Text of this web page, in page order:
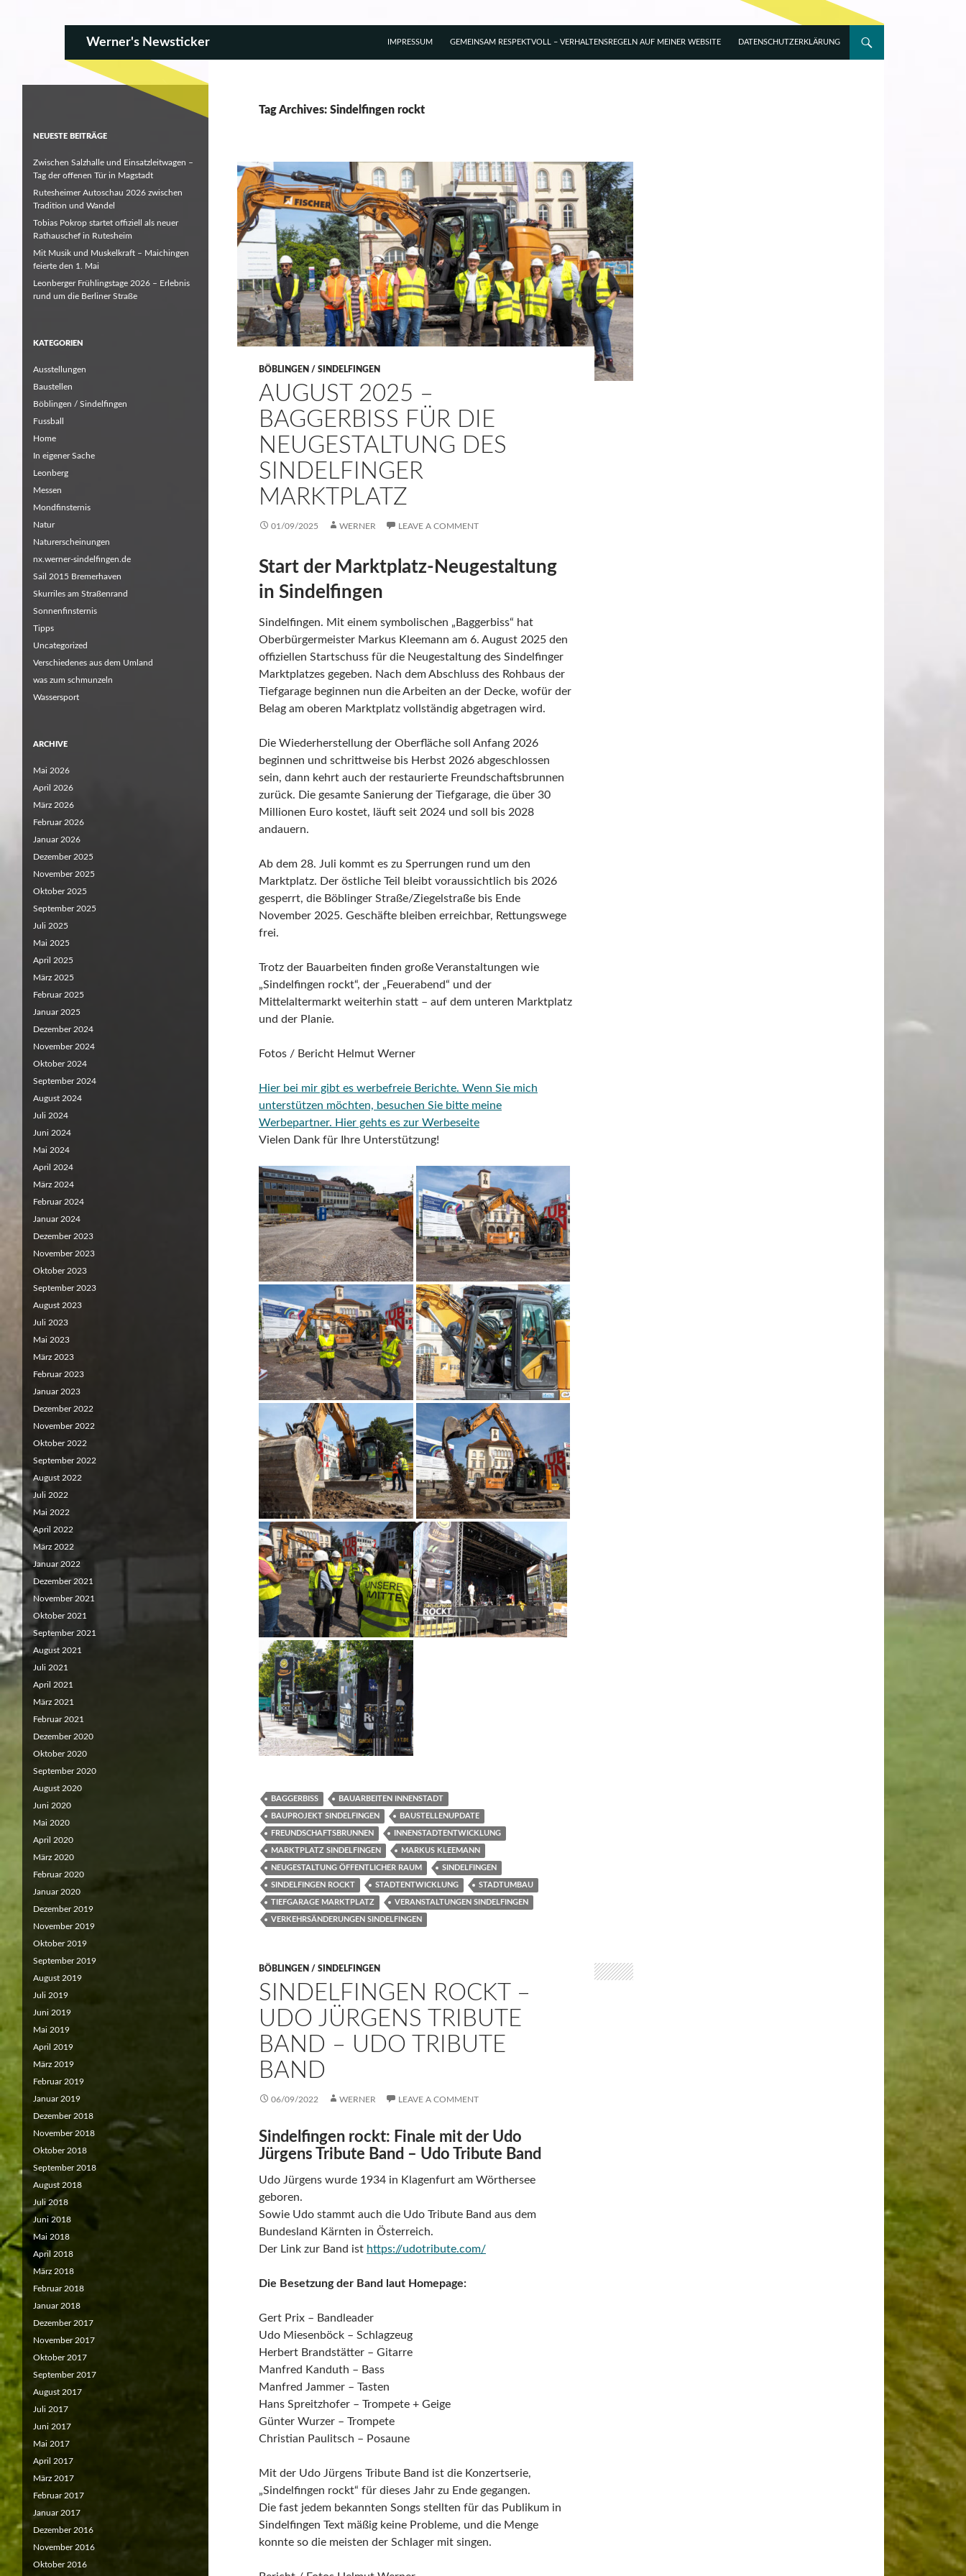
Werner's Newsticker
DATENSCHUTZERKLÄRUNG
GEMEINSAM RESPEKTVOLL – VERHALTENSREGELN AUF MEINER WEBSITE
IMPRESSUM
Tag Archives: Sindelfingen rockt
BÖBLINGEN / SINDELFINGEN
AUGUST 2025 –
BAGGERBISS FÜR DIE
NEUGESTALTUNG DES
SINDELFINGER
MARKTPLATZ
01/09/2025 WERNER LEAVE A COMMENT
Start der Marktplatz-Neugestaltung
in Sindelfingen
Sindelfingen. Mit einem symbolischen „Baggerbiss“ hat
Oberbürgermeister Markus Kleemann am 6. August 2025 den
offiziellen Startschuss für die Neugestaltung des Sindelfinger
Marktplatzes gegeben. Nach dem Abschluss des Rohbaus der
Tiefgarage beginnen nun die Arbeiten an der Decke, wofür der
Belag am oberen Marktplatz vollständig abgetragen wird.
Die Wiederherstellung der Oberfläche soll Anfang 2026
beginnen und schrittweise bis Herbst 2026 abgeschlossen
sein, dann kehrt auch der restaurierte Freundschaftsbrunnen
zurück. Die gesamte Sanierung der Tiefgarage, die über 30
Millionen Euro kostet, läuft seit 2024 und soll bis 2028
andauern.
Ab dem 28. Juli kommt es zu Sperrungen rund um den
Marktplatz. Der östliche Teil bleibt voraussichtlich bis 2026
gesperrt, die Böblinger Straße/Ziegelstraße bis Ende
November 2025. Geschäfte bleiben erreichbar, Rettungswege
frei.
Trotz der Bauarbeiten finden große Veranstaltungen wie
„Sindelfingen rockt“, der „Feuerabend“ und der
Mittelaltermarkt weiterhin statt – auf dem unteren Marktplatz
und der Planie.
Fotos / Bericht Helmut Werner
Hier bei mir gibt es werbefreie Berichte. Wenn Sie mich
unterstützen möchten, besuchen Sie bitte meine
Werbepartner. Hier gehts es zur Werbeseite
Vielen Dank für Ihre Unterstützung!
BAGGERBISS BAUARBEITEN INNENSTADT
BAUPROJEKT SINDELFINGEN BAUSTELLENUPDATE
FREUNDSCHAFTSBRUNNEN INNENSTADTENTWICKLUNG
MARKTPLATZ SINDELFINGEN MARKUS KLEEMANN
NEUGESTALTUNG ÖFFENTLICHER RAUM SINDELFINGEN
SINDELFINGEN ROCKT STADTENTWICKLUNG STADTUMBAU
TIEFGARAGE MARKTPLATZ VERANSTALTUNGEN SINDELFINGEN
VERKEHRSÄNDERUNGEN SINDELFINGEN
BÖBLINGEN / SINDELFINGEN
SINDELFINGEN ROCKT –
UDO JÜRGENS TRIBUTE
BAND – UDO TRIBUTE
BAND
06/09/2022 WERNER LEAVE A COMMENT
Sindelfingen rockt: Finale mit der Udo
Jürgens Tribute Band – Udo Tribute Band
Udo Jürgens wurde 1934 in Klagenfurt am Wörthersee
geboren.
Sowie Udo stammt auch die Udo Tribute Band aus dem
Bundesland Kärnten in Österreich.
Der Link zur Band ist https://udotribute.com/
Die Besetzung der Band laut Homepage:
Gert Prix – Bandleader
Udo Miesenböck – Schlagzeug
Herbert Brandstätter – Gitarre
Manfred Kanduth – Bass
Manfred Jammer – Tasten
Hans Spreitzhofer – Trompete + Geige
Günter Wurzer – Trompete
Christian Paulitsch – Posaune
Mit der Udo Jürgens Tribute Band ist die Konzertserie,
„Sindelfingen rockt“ für dieses Jahr zu Ende gegangen.
Die fast jedem bekannten Songs stellten für das Publikum in
Sindelfingen Text mäßig keine Probleme, und die Menge
konnte so die meisten der Schlager mit singen.
NEUESTE BEITRÄGE
Zwischen Salzhalle und Einsatzleitwagen –
Tag der offenen Tür in Magstadt
Rutesheimer Autoschau 2026 zwischen
Tradition und Wandel
Tobias Pokrop startet offiziell als neuer
Rathauschef in Rutesheim
Mit Musik und Muskelkraft – Maichingen
feierte den 1. Mai
Leonberger Frühlingstage 2026 – Erlebnis
rund um die Berliner Straße
KATEGORIEN
Ausstellungen
Baustellen
Böblingen / Sindelfingen
Fussball
Home
In eigener Sache
Leonberg
Messen
Mondfinsternis
Natur
Naturerscheinungen
nx.werner-sindelfingen.de
Sail 2015 Bremerhaven
Skurriles am Straßenrand
Sonnenfinsternis
Tipps
Uncategorized
Verschiedenes aus dem Umland
was zum schmunzeln
Wassersport
ARCHIVE
Mai 2026
April 2026
März 2026
Februar 2026
Januar 2026
Dezember 2025
November 2025
Oktober 2025
September 2025
Juli 2025
Mai 2025
April 2025
März 2025
Februar 2025
Januar 2025
Dezember 2024
November 2024
Oktober 2024
September 2024
August 2024
Juli 2024
Juni 2024
Mai 2024
April 2024
März 2024
Februar 2024
Januar 2024
Dezember 2023
November 2023
Oktober 2023
September 2023
August 2023
Juli 2023
Mai 2023
März 2023
Februar 2023
Januar 2023
Dezember 2022
November 2022
Oktober 2022
September 2022
August 2022
Juli 2022
Mai 2022
April 2022
März 2022
Januar 2022
Dezember 2021
November 2021
Oktober 2021
September 2021
August 2021
Juli 2021
April 2021
März 2021
Februar 2021
Dezember 2020
Oktober 2020
September 2020
August 2020
Juni 2020
Mai 2020
April 2020
März 2020
Februar 2020
Januar 2020
Dezember 2019
November 2019
Oktober 2019
September 2019
August 2019
Juli 2019
Juni 2019
Mai 2019
April 2019
März 2019
Februar 2019
Januar 2019
Dezember 2018
November 2018
Oktober 2018
September 2018
August 2018
Juli 2018
Juni 2018
Mai 2018
April 2018
März 2018
Februar 2018
Januar 2018
Dezember 2017
November 2017
Oktober 2017
September 2017
August 2017
Juli 2017
Juni 2017
Mai 2017
April 2017
März 2017
Februar 2017
Januar 2017
Dezember 2016
November 2016
Oktober 2016